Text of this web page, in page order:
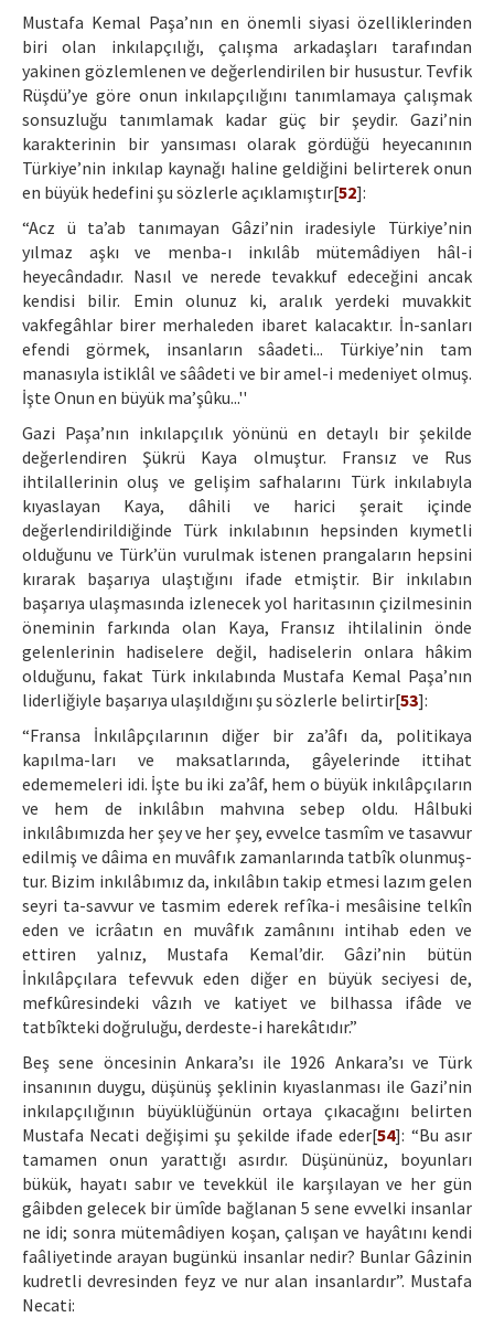
Mustafa Kemal Paşa’nın en önemli siyasi özelliklerinden
biri olan inkılapçılığı, çalışma arkadaşları tarafından
yakinen gözlemlenen ve değerlendirilen bir husustur. Tevfik
Rüşdü’ye göre onun inkılapçılığını tanımlamaya çalışmak
sonsuzluğu tanımlamak kadar güç bir şeydir. Gazi’nin
karakterinin bir yansıması olarak gördüğü heyecanının
Türkiye’nin inkılap kaynağı haline geldiğini belirterek onun
en büyük hedefini şu sözlerle açıklamıştır[52]:
“Acz ü ta’ab tanımayan Gâzi’nin iradesiyle Türkiye’nin
yılmaz aşkı ve menba-ı inkılâb mütemâdiyen hâl-i
heyecândadır. Nasıl ve nerede tevakkuf edeceğini ancak
kendisi bilir. Emin olunuz ki, aralık yerdeki muvakkit
vakfegâhlar birer merhaleden ibaret kalacaktır. İn-sanları
efendi görmek, insanların sâadeti... Türkiye’nin tam
manasıyla istiklâl ve sââdeti ve bir amel-i medeniyet olmuş.
İşte Onun en büyük ma’şûku...''
Gazi Paşa’nın inkılapçılık yönünü en detaylı bir şekilde
değerlendiren Şükrü Kaya olmuştur. Fransız ve Rus
ihtilallerinin oluş ve gelişim safhalarını Türk inkılabıyla
kıyaslayan Kaya, dâhili ve harici şerait içinde
değerlendirildiğinde Türk inkılabının hepsinden kıymetli
olduğunu ve Türk’ün vurulmak istenen prangaların hepsini
kırarak başarıya ulaştığını ifade etmiştir. Bir inkılabın
başarıya ulaşmasında izlenecek yol haritasının çizilmesinin
öneminin farkında olan Kaya, Fransız ihtilalinin önde
gelenlerinin hadiselere değil, hadiselerin onlara hâkim
olduğunu, fakat Türk inkılabında Mustafa Kemal Paşa’nın
liderliğiyle başarıya ulaşıldığını şu sözlerle belirtir[53]:
“Fransa İnkılâpçılarının diğer bir za’âfı da, politikaya
kapılma-ları ve maksatlarında, gâyelerinde ittihat
edememeleri idi. İşte bu iki za’âf, hem o büyük inkılâpçıların
ve hem de inkılâbın mahvına sebep oldu. Hâlbuki
inkılâbımızda her şey ve her şey, evvelce tasmîm ve tasavvur
edilmiş ve dâima en muvâfık zamanlarında tatbîk olunmuş-
tur. Bizim inkılâbımız da, inkılâbın takip etmesi lazım gelen
seyri ta-savvur ve tasmim ederek refîka-i mesâisine telkîn
eden ve icrâatın en muvâfık zamânını intihab eden ve
ettiren yalnız, Mustafa Kemal’dir. Gâzi’nin bütün
İnkılâpçılara tefevvuk eden diğer en büyük seciyesi de,
mefkûresindeki vâzıh ve katiyet ve bilhassa ifâde ve
tatbîkteki doğruluğu, derdeste-i harekâtıdır.”
Beş sene öncesinin Ankara’sı ile 1926 Ankara’sı ve Türk
insanının duygu, düşünüş şeklinin kıyaslanması ile Gazi’nin
inkılapçılığının büyüklüğünün ortaya çıkacağını belirten
Mustafa Necati değişimi şu şekilde ifade eder[54]: “Bu asır
tamamen onun yarattığı asırdır. Düşününüz, boyunları
bükük, hayatı sabır ve tevekkül ile karşılayan ve her gün
gâibden gelecek bir ümîde bağlanan 5 sene evvelki insanlar
ne idi; sonra mütemâdiyen koşan, çalışan ve hayâtını kendi
faâliyetinde arayan bugünkü insanlar nedir? Bunlar Gâzinin
kudretli devresinden feyz ve nur alan insanlardır”. Mustafa
Necati: